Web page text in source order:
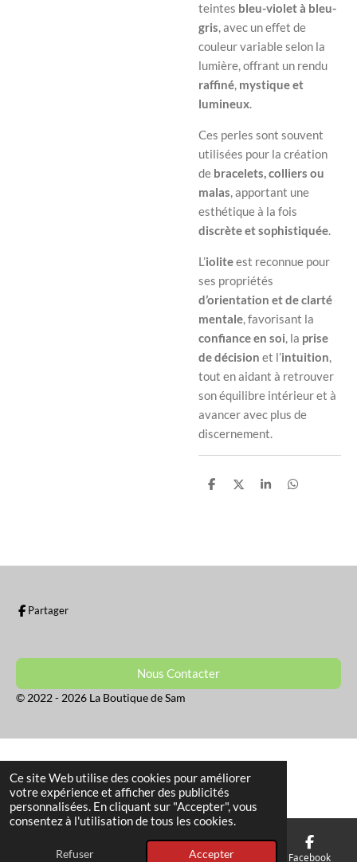
Ce site Web utilise des cookies pour améliorer
votre expérience et afficher des publicités
personnalisées. En cliquant sur "Accepter", vous
consentez à l'utilisation de tous les cookies.
Refuser Accepter
teintes bleu-violet à bleu-
gris, avec un effet de
couleur variable selon la
lumière, offrant un rendu
raffiné, mystique et
lumineux.
Ces perles sont souvent
utilisées pour la création
de bracelets, colliers ou
malas, apportant une
esthétique à la fois
discrète et sophistiquée.
L’ioliteest reconnue pour
ses propriétés
d’orientation et de clarté
mentale, favorisant la
confiance en soi, la prise
de décision et l’intuition,
tout en aidant à retrouver
son équilibre intérieur et à
avancer avec plus de
discernement.
P
P
P
P
Partager
Nous Contacter
© 2022 - 2026 La Boutique de Sam
E-mail Téléphone Facebook